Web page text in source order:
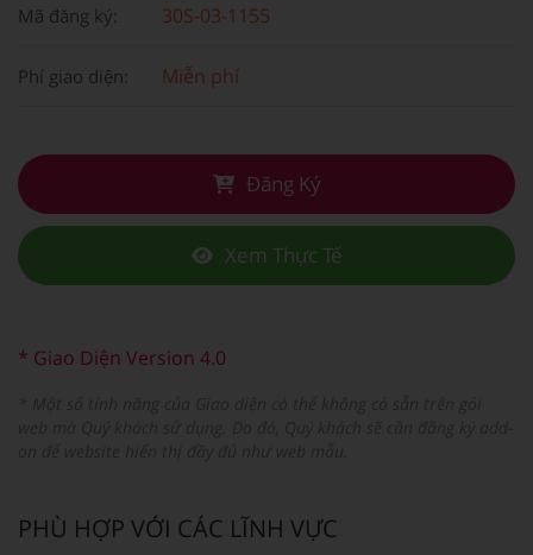
Mã đăng ký: 30S-03-1155
Phí giao diện: Miễn phí
Đăng Ký
Xem Thực Tế
* Giao Diện Version 4.0
PHÙ HỢP VỚI CÁC LĨNH VỰC